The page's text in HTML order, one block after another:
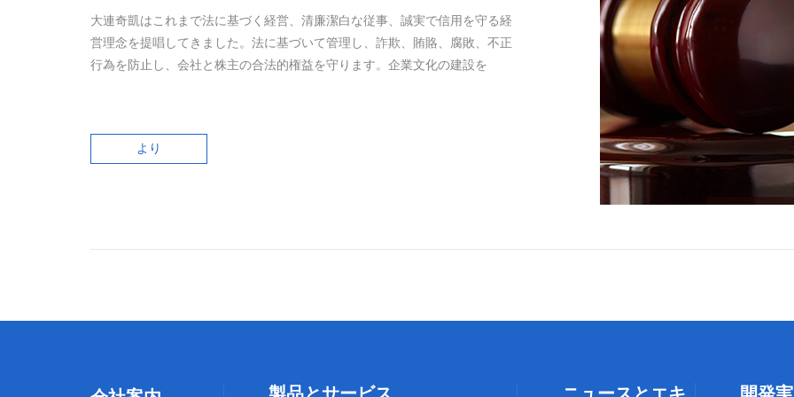
大連奇凱はこれまで法に基づく経営、清廉潔白な従事、誠実で信用を守る経
営理念を提唱してきました。法に基づいて管理し、詐欺、賄賂、腐敗、不正
行為を防止し、会社と株主の合法的権益を守ります。企業文化の建設を
より